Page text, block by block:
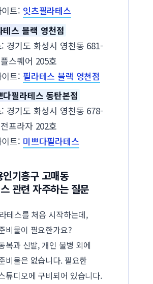
트: 잇츠필라테스
테스 블랙 영천점
경기도 화성시 영천동 681-
스퀘어 205호
트: 필라테스 블랙 영천점
다필라테스 동탄본점
경기도 화성시 영천동 678-
프라자 202호
트: 미쁘다필라테스
인기흥구 고매동
관련 자주하는 질문
테스를 처음 시작하는데,
비물이 필요한가요?
복과 신발, 개인 물병 외에
비물은 없습니다. 필요한
튜디오에 구비되어 있습니다.